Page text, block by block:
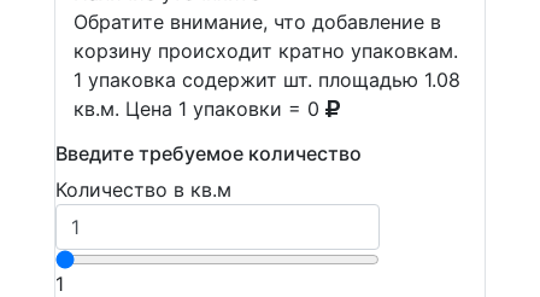
Обратите внимание, что добавление в
корзину происходит кратно упаковкам.
1 упаковка содержит шт. площадью 1.08
кв.м. Цена 1 упаковки = 0
Введите требуемое количество
Количество в кв.м
1